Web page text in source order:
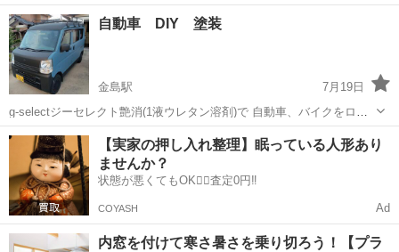
の中や外の手すりの設置 段差の解消 床材の交換 などなど バリアフリ
ーのお宅へリフォームをお考えの方。 ハイハイネットが承ります。
ハ...
群馬 渋川市 その他 無料
自動車 DIY 塗装
金島駅
7月19日
g-selectジーセレクト艶消(1液ウレタン溶剤)で 自動車、バイクをロー
ラー刷毛仕上げます。 タカラ塗料の艶消(水性塗料)で自動車を塗装 致
します。ローラー刷毛仕上げです。 ムラがわかりにくい！ 旧車レ
トロ...
群馬 渋川市 金島駅 その他 自動車
【実家の押し入れ整理】眠っている人形あり
ませんか？
状態が悪くてもOK🙆‍♀️査定0円‼️
COYASH Ad
内窓を付けて寒さ暑さを乗り切ろう！【プラ